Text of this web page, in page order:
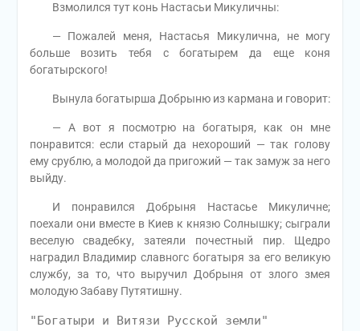
Взмолился тут конь Настасьи Микуличны:
— Пожалей меня, Настасья Микулична, не могу
больше возить тебя с богатырем да еще коня
богатырского!
Вынула богатырша Добрыню из кармана и говорит:
— А вот я посмотрю на богатыря, как он мне
понравится: если старый да нехороший — так голову
ему срублю, а молодой да пригожий — так замуж за него
выйду.
И понравился Добрыня Настасье Микуличне;
поехали они вместе в Киев к князю Солнышку; сыграли
веселую свадебку, затеяли почестный пир. Щедро
наградил Владимир славногс богатыря за его великую
службу, за то, что выручил Добрыня от злого змея
молодую Забаву Путятишну.
"Богатыри и Витязи Русской земли"